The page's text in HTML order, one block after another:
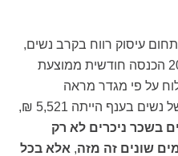
עיסוק רווח בקרב נשים,
קיימים פערי שכר: נכון לשנת 2006 הכנסה חודשית ממוצעת
₪, אולם פילוח על פי מגדר מראה
שההכנסה החודשית הממוצעת של נשים בענף הייתה 5,521 ₪,
בשכר ניכרים לא רק
שונים זה מזה, אלא בכל